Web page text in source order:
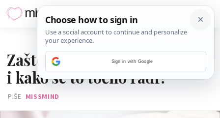
Zašto je dobro masirati bebu
i kako se to točno radi?
PIŠE MISSMIND
Sign in with Google